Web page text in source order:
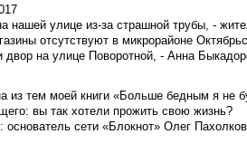
нашей улице из-за страшной трубы, -
отсутствуют в микрорайоне
на улице Поворотной, - Анна
из тем моей книги «Больше бедным я не
вы так хотели прожить свою жизнь?
сети «Блокнот» Олег Пахолков